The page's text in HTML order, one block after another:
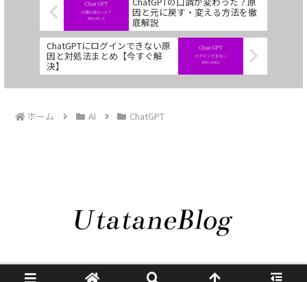
因と元に戻す・変える方法を徹
底解説
ChatGPTにログインできない原
因と対処法まとめ【今すぐ解
決】
ホーム AI ChatGPT
© 2024 うたたねブログ.